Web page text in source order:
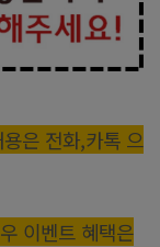
은 전화,카톡 으
이벤트 혜택은